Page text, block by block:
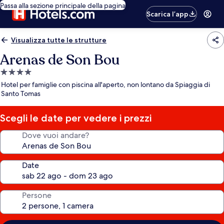
Passa alla sezione principale della pagina
Scarica l’app
Visualizza tutte le strutture
Arenas de Son Bou
Struttura
a
4.0
stelle
Hotel per famiglie con piscina all'aperto, non lontano da Spiaggia di
Santo Tomas
Scegli le date per vedere i prezzi
Dove vuoi andare?
Date
Persone